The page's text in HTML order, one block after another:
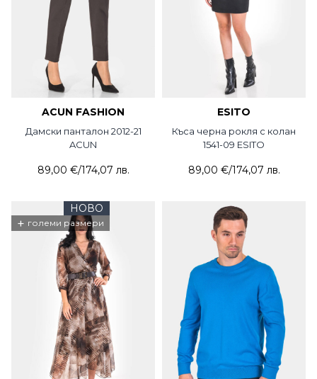
ACUN FASHION
Дамски панталон 2012-21
ACUN
89,00 €/174,07 лв.
ESITO
Къса черна рокля с колан
1541-09 ESITO
89,00 €/174,07 лв.
НОВО
+ големи размери